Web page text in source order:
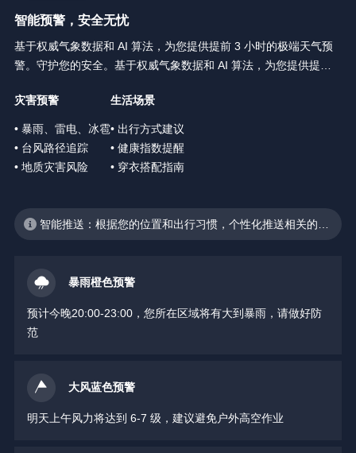
智能预警，安全无忧
基于权威气象数据和 AI 算法，为您提供提前 3 小时的极端天气预
警。守护您的安全。基于权威气象数据和 AI 算法，为您提供提前 3
灾害预警
• 暴雨、雷电、冰雹
• 台风路径追踪
• 地质灾害风险
生活场景
• 出行方式建议
• 健康指数提醒
• 穿衣搭配指南
智能推送：根据您的位置和出行习惯，个性化推送相关的天
暴雨橙色预警
预计今晚20:00-23:00，您所在区域将有大到暴雨，请做好防
范
大风蓝色预警
明天上午风力将达到 6-7 级，建议避免户外高空作业